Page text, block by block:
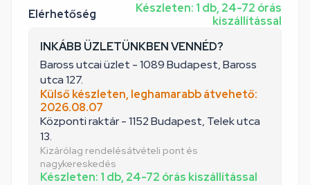
Elérhetőség
Készleten: 1 db, 24-72 órás
kiszállítással
INKÁBB ÜZLETÜNKBEN VENNÉD?
Baross utcai üzlet - 1089 Budapest, Baross
utca 127.
Külső készleten, leghamarabb átvehető:
2026.08.07
Központi raktár - 1152 Budapest, Telek utca
13.
Kizárólag rendelésátvételi pont és
nagykereskedés
Készleten: 1 db, 24-72 órás kiszállítással